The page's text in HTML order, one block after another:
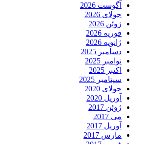
آگوست 2026
جولای 2026
ژوئن 2026
فوریه 2026
ژانویه 2026
دسامبر 2025
نوامبر 2025
اکتبر 2025
سپتامبر 2025
جولای 2020
آوریل 2020
ژوئن 2017
می 2017
آوریل 2017
مارس 2017